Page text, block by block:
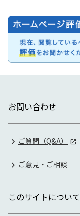
お問い合わせ
ご質問（Q&A）
ご意見・ご相談
このサイトについて